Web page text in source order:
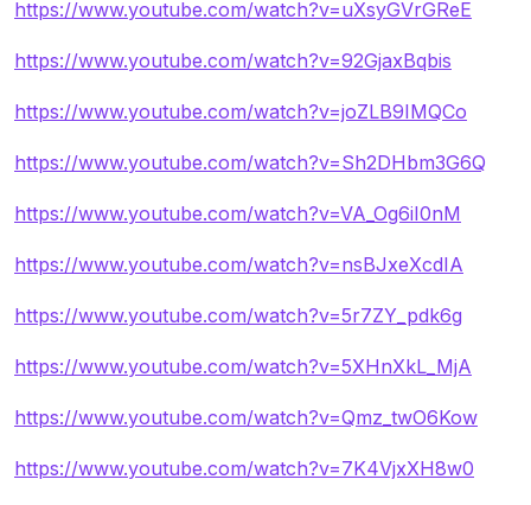
https://www.youtube.com/watch?v=uXsyGVrGReE
https://www.youtube.com/watch?v=92GjaxBqbis
https://www.youtube.com/watch?v=joZLB9IMQCo
https://www.youtube.com/watch?v=Sh2DHbm3G6Q
https://www.youtube.com/watch?v=VA_Og6iI0nM
https://www.youtube.com/watch?v=nsBJxeXcdIA
https://www.youtube.com/watch?v=5r7ZY_pdk6g
https://www.youtube.com/watch?v=5XHnXkL_MjA
https://www.youtube.com/watch?v=Qmz_twO6Kow
https://www.youtube.com/watch?v=7K4VjxXH8w0